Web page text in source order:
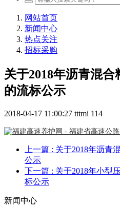
网站首页
新闻中心
热点关注
招标采购
关于2018年沥青混合
的流标公示
2018-04-17 11:00:27 tttmi 114
上一篇 : 关于2018年沥青
公示
下一篇 : 关于2018年小型
标公示
新闻中心